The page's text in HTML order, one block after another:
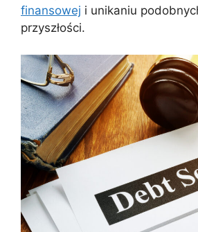
finansowej i unikaniu
przyszłości.